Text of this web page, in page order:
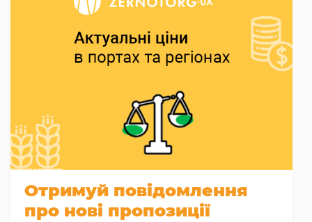
Отримуй повідомлення
про нові пропозиції